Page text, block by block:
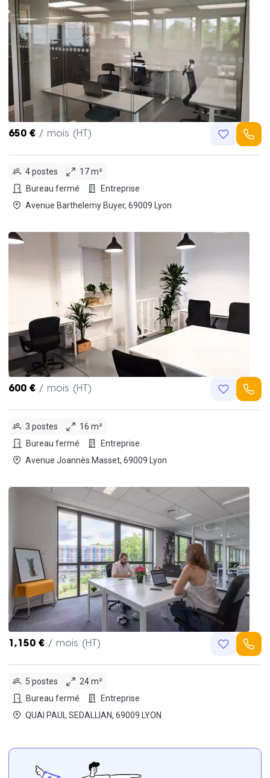
650 € / mois (HT)
4 postes
17 m²
Bureau fermé
Entreprise
Avenue Barthelemy Buyer, 69009 Lyon
600 € / mois (HT)
3 postes
16 m²
Bureau fermé
Entreprise
Avenue Joannès Masset, 69009 Lyon
1,150 € / mois (HT)
5 postes
24 m²
Bureau fermé
Entreprise
QUAI PAUL SEDALLIAN, 69009 LYON